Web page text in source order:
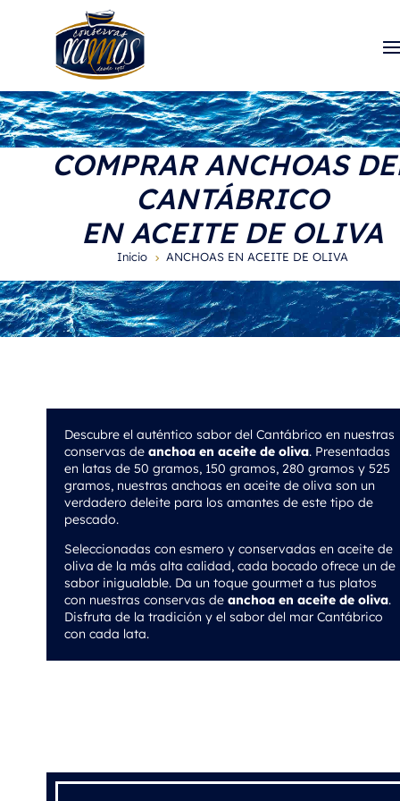
COMPRAR ANCHOAS
CANTÁBRICO
EN ACEITE DE OLIVA
Inicio 5 ANCHOAS EN ACEITE DE OLIVA
Descubre el auténtico sabor del Cantábrico en nuestras
conservas de anchoa en aceite de oliva. Presentadas
en latas de 50 gramos, 150 gramos, 280 gramos y 525
gramos, nuestras anchoas en aceite de oliva son un
verdadero deleite para los amantes de este tipo de
pescado.
Seleccionadas con esmero y conservadas en aceite de
oliva de la más alta calidad, cada bocado ofrece un de
sabor inigualable. Da un toque gourmet a tus platos
con nuestras conservas de anchoa en aceite de oliva.
Disfruta de la tradición y el sabor del mar Cantábrico
con cada lata.